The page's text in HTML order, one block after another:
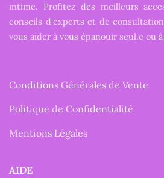
intime. Profitez des meilleurs
conseils d'experts et de
vous aider à vous épanouir seul.e ou
Conditions Générales de Vente
Politique de Confidentialité
Mentions Légales
AIDE